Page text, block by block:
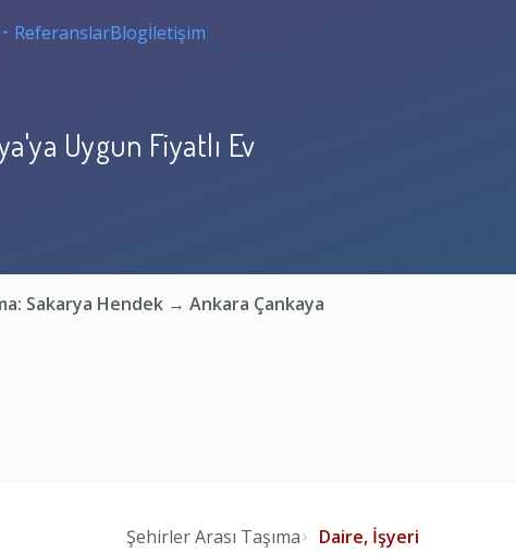
ReferanslarBlogİletişim
Uygun Fiyatlı Ev
Sakarya Hendek → Ankara Çankaya
Şehirler Arası Taşıma Daire, İşyeri